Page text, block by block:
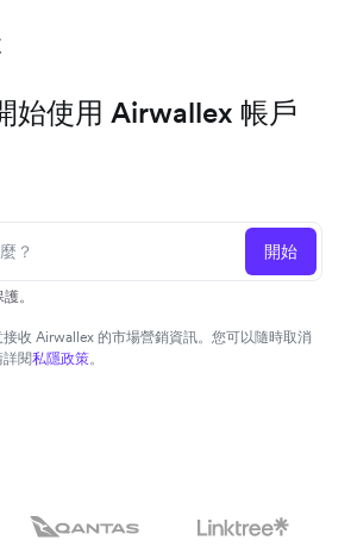
始使用 Airwallex 帳戶
開始
。
收 Airwallex 的市場營銷資訊。您可以隨時取消
閱私隱政策。